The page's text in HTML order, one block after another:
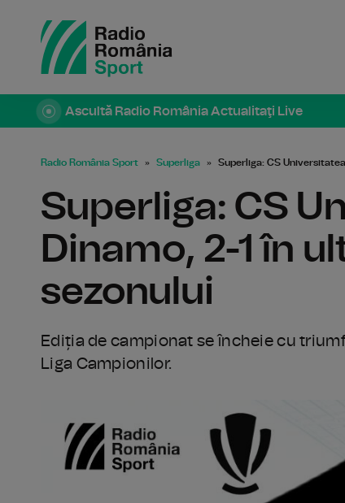
Ascultă Radio România Actualitaţi Live
Radio România Sport Superliga Superliga: CS
Superliga: CS
Dinamo, 2-1 în
sezonului
Ediția de campionat se încheie cu
Liga Campionilor.